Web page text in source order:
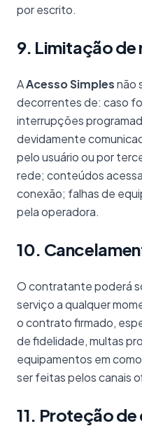
por escrito.
9. Limitação
AAcesso Simplesnão
decorrentes de: caso
interrupções
devidamente
pelo usuário ou por
rede; conteúdos
conexão; falhas de
pela operadora.
10.
O contratante poderá
serviço a qualquer
o contrato firmado,
de fidelidade, multas
equipamentos em
ser feitas pelos canais
11. Proteção